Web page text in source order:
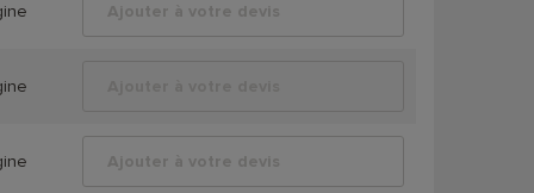
Ajouter à votre devis
Ajouter à votre devis